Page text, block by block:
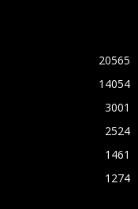
20565
14054
3001
2524
1461
1274